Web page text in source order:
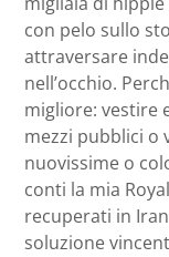
con pelo sullo
attraversare
nell’occhio.
migliore: vestire
mezzi pubblici o
nuovissime o
conti la mia
recuperati in
soluzione